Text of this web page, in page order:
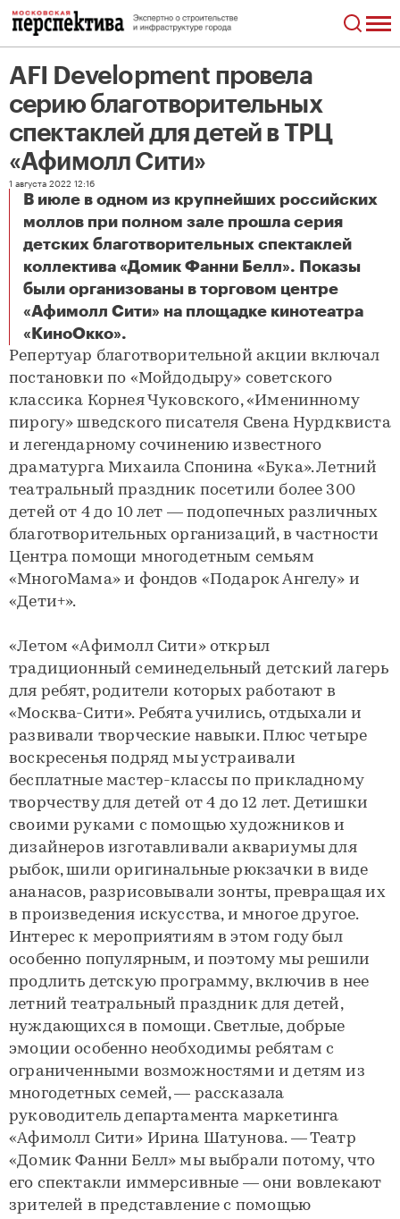
AFI Development провела
серию благотворительных
спектаклей для детей в ТРЦ
«Афимолл Сити»
1 августа 2022 12:16
В июле в одном из крупнейших российских
моллов при полном зале прошла серия
детских благотворительных спектаклей
коллектива «Домик Фанни Белл». Показы
были организованы в торговом центре
«Афимолл Сити» на площадке кинотеатра
«КиноОкко».
Репертуар благотворительной акции включал
постановки по «Мойдодыру» советского
классика Корнея Чуковского, «Именинному
пирогу» шведского писателя Свена Нурдквиста
и легендарному сочинению известного
драматурга Михаила Спонина «Бука». Летний
театральный праздник посетили более 300
детей от 4 до 10 лет — подопечных различных
благотворительных организаций, в частности
Центра помощи многодетным семьям
«МногоМама» и фондов «Подарок Ангелу» и
«Дети+».
«Летом «Афимолл Сити» открыл
традиционный семинедельный детский лагерь
для ребят, родители которых работают в
«Москва-Сити». Ребята учились, отдыхали и
развивали творческие навыки. Плюс четыре
воскресенья подряд мы устраивали
бесплатные мастер-классы по прикладному
творчеству для детей от 4 до 12 лет. Детишки
своими руками с помощью художников и
дизайнеров изготавливали аквариумы для
рыбок, шили оригинальные рюкзачки в виде
ананасов, разрисовывали зонты, превращая их
в произведения искусства, и многое другое.
Интерес к мероприятиям в этом году был
особенно популярным, и поэтому мы решили
продлить детскую программу, включив в нее
летний театральный праздник для детей,
нуждающихся в помощи. Светлые, добрые
эмоции особенно необходимы ребятам с
ограниченными возможностями и детям из
многодетных семей, — рассказала
руководитель департамента маркетинга
«Афимолл Сити» Ирина Шатунова. — Театр
«Домик Фанни Белл» мы выбрали потому, что
его спектакли иммерсивные — они вовлекают
зрителей в представление с помощью